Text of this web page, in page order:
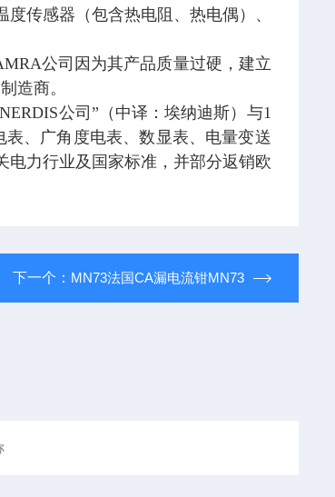
传感器（包含热电阻、热电偶）、
公司因为其产品质量过硬，建立
造商。
公司”（中译：埃纳迪斯）与1
、广角度电表、数显表、电量变送
力行业及国家标准，并部分返销欧
下一个： MN73法国CA漏电流钳MN73